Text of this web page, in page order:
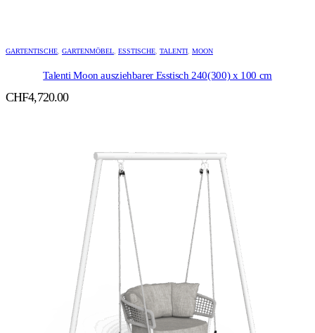
GARTENTISCHE, GARTENMÖBEL, ESSTISCHE, TALENTI, MOON
Talenti Moon ausziehbarer Esstisch 240(300) x 100 cm
CHF4,720.00